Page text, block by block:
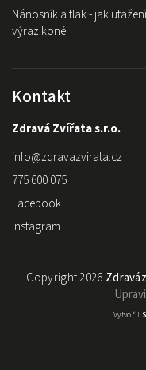
Nánosník a tlak - jak
výraz koně
Kontakt
Zdravá Zvířata s.r.o.
info@zdravazvirata.cz
775 600 075
Facebook
Instagram
Copyright 2026
Vytvořil